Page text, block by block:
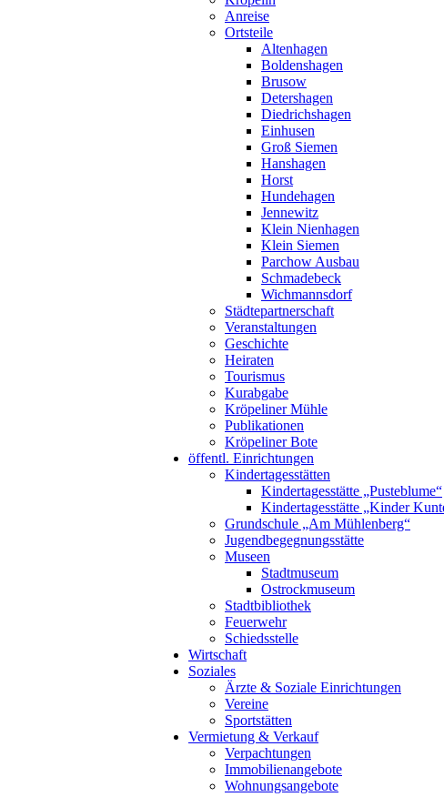
Anreise
Ortsteile
Altenhagen
Boldenshagen
Brusow
Detershagen
Diedrichshagen
Einhusen
Groß Siemen
Hanshagen
Horst
Hundehagen
Jennewitz
Klein Nienhagen
Klein Siemen
Parchow Ausbau
Schmadebeck
Wichmannsdorf
Städtepartnerschaft
Veranstaltungen
Geschichte
Heiraten
Tourismus
Kurabgabe
Kröpeliner Mühle
Publikationen
Kröpeliner Bote
öffentl. Einrichtungen
Kindertagesstätten
Kindertagesstätte „Pusteblume“
Kindertagesstätte „Kinder
Grundschule „Am Mühlenberg“
Jugendbegegnungsstätte
Museen
Stadtmuseum
Ostrockmuseum
Stadtbibliothek
Feuerwehr
Schiedsstelle
Wirtschaft
Soziales
Ärzte & Soziale Einrichtungen
Vereine
Sportstätten
Vermietung & Verkauf
Verpachtungen
Immobilienangebote
Wohnungsangebote